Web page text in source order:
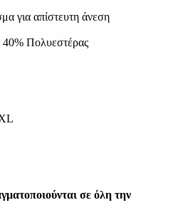
για απίστευτη άνεση
Πολυεστέρας
σε όλη την